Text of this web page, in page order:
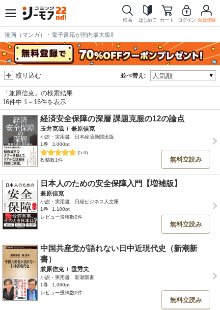
検索 はじめて カート ログイン 会員登録
漫画（マンガ）・電子書籍が国内最大級!!
並べ替え:
絞り込む
「兼原信克」の検索結果
16件中 1～16件を表示
経済安全保障の深層 課題克服の12の論点
玉井克哉 / 兼原信克
小説・実用書、日本経済新聞出版
1巻
3,000pt
(5.0)
投稿数1件
無料立読み
日本人のための安全保障入門【増補版】
兼原信克
小説・実用書、日経ビジネス人文庫
1巻
1,100pt
レビュー投稿数0件
無料立読み
中国共産党が語れない日中近現代史（新潮新
書）
兼原信克 / 垂秀夫
小説・実用書、新潮新書
1巻
1,060pt
レビュー投稿数0件
無料立読み